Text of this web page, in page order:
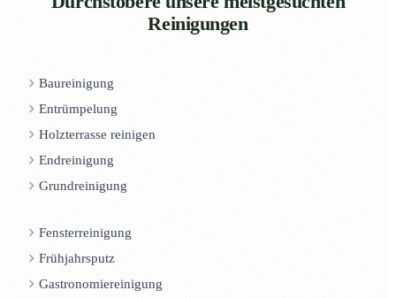
Reinigungen
Baureinigung
Entrümpelung
Holzterrasse reinigen
Endreinigung
Grundreinigung
Fensterreinigung
Frühjahrsputz
Gastronomiereinigung